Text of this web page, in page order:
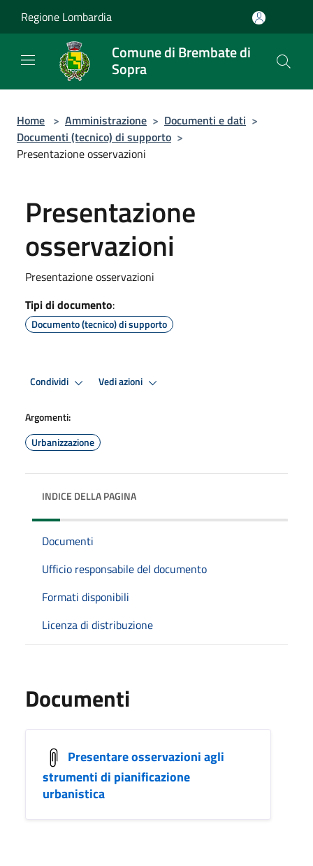
Regione Lombardia
Comune di Brembate di
Sopra
Home > Amministrazione > Documenti e dati >
Documenti (tecnico) di supporto >
Presentazione osservazioni
Presentazione
osservazioni
Presentazione osservazioni
Tipi di documento:
Documento (tecnico) di supporto
Condividi Vedi azioni
Argomenti:
Urbanizzazione
INDICE DELLA PAGINA
Documenti
Ufficio responsabile del documento
Formati disponibili
Licenza di distribuzione
Documenti
Presentare osservazioni agli
strumenti di pianificazione
urbanistica